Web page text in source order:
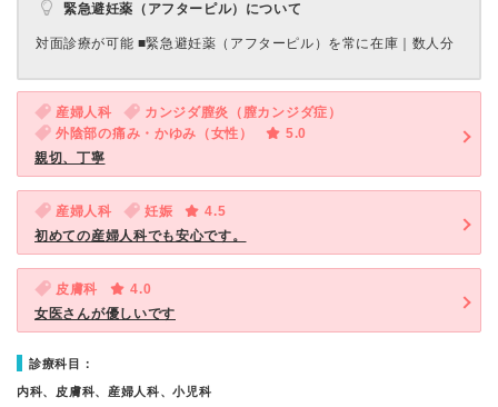
緊急避妊薬（アフターピル）について
対面診療が可能 ■緊急避妊薬（アフターピル）を常に在庫｜数人分
産婦人科
カンジダ膣炎（膣カンジダ症）
外陰部の痛み・かゆみ（女性）
5.0
親切、丁寧
産婦人科 妊娠
4.5
初めての産婦人科でも安心です。
皮膚科
4.0
女医さんが優しいです
診療科目：
内科、皮膚科、産婦人科、小児科